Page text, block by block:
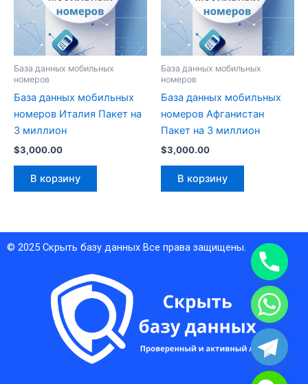
База данных мобильных
номеров
База данных мобильных
номеров Италия Пакет на
3 миллион
$3,000.00
В корзину
База данных мобильных
номеров
База данных мобильных
номеров Афганистан
Пакет на 3 миллион
$3,000.00
В корзину
© 2025 Скрыть базу данных Все права защищены.